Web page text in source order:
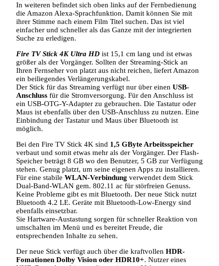
In weiteren befindet sich oben links auf der Fernbedienung
die Amazon Alexa-Sprachfunktion. Damit können Sie mit
ihrer Stimme nach einem Film Titel suchen. Das ist viel
einfacher und schneller als das Ganze mit der integrierten
Suche zu erledigen.
Fire TV Stick 4K Ultra HD ist 15,1 cm lang und ist etwas
größer als der Vorgänger. Sollten der Streaming-Stick an
Ihren Fernseher von platzt aus nicht reichen, liefert Amazon
ein beiliegendes Verlängerungskabel.
Der Stick für das Streaming verfügt nur über einen USB-
Anschluss für die Stromversorgung. Für den Anschluss ist
ein USB-OTG-Y-Adapter zu gebrauchen. Die Tastatur oder
Maus ist ebenfalls über den USB-Anschluss zu nutzen. Eine
Einbindung der Tastatur und Maus über Bluetooth ist
möglich.
Bei den Fire TV Stick 4K sind 1,5 GByte Arbeitsspeicher
verbaut und somit etwas mehr als der Vorgänger. Der Flash-
Speicher beträgt 8 GB wo den Benutzer, 5 GB zur Verfügung
stehen. Genug platzt, um seine eigenen Apps zu installieren.
Für eine stabile WLAN-Verbindung verwendet dem Stick
Dual-Band-WLAN gem. 802.11 ac für störfreien Genuss.
Keine Probleme gibt es mit Bluetooth. Der neue Stick nutzt
Bluetooth 4.2 LE. Geräte mit Bluetooth-Low-Energy sind
ebenfalls einsetzbar.
Sie Hartware-Austastung sorgen für schneller Reaktion von
umschalten im Menü und es bereitet Freude, die
entsprechenden Inhalte zu sehen.
Der neue Stick verfügt auch über die kraftvollen HDR-
Fomationen Dolby Vision oder HDR10+. Nutzer eines